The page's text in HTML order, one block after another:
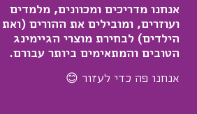
אנחנו מדריכים ומכוונים, מלמדים
ועוזרים, ומובילים את ההורים (ואת
הילדים) לבחירת מוצרי הגיימינג
הטובים והמתאימים ביותר עבורם.
אנחנו פה כדי לעזור 😊